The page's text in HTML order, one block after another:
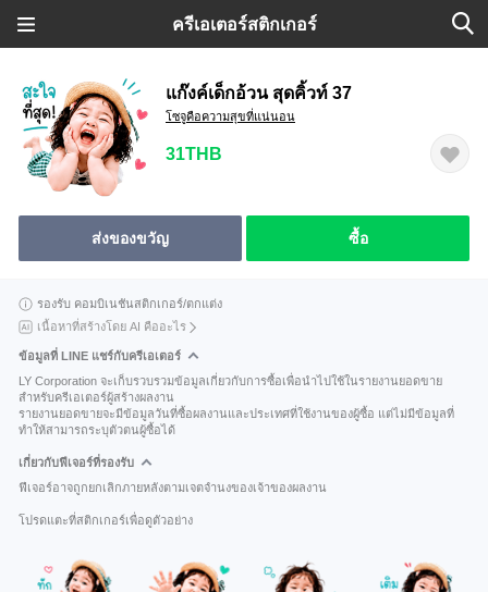
ครีเอเตอร์สติกเกอร์
แก๊งค์เด็กอ้วน สุดคิ้วท์ 37
โซจูคือความสุขที่แน่นอน
31THB
ส่งของขวัญ ซื้อ
รองรับ คอมบิเนชันสติกเกอร์/ตกแต่ง
เนื้อหาที่สร้างโดย AI คืออะไร
ข้อมูลที่ LINE แชร์กับครีเอเตอร์
LY Corporation จะเก็บรวบรวมข้อมูลเกี่ยวกับการซื้อเพื่อนำไปใช้ในรายงานยอดขาย
สำหรับครีเอเตอร์ผู้สร้างผลงาน
รายงานยอดขายจะมีข้อมูลวันที่ซื้อผลงานและประเทศที่ใช้งานของผู้ซื้อ แต่ไม่มีข้อมูลที่
ทำให้สามารถระบุตัวตนผู้ซื้อได้
เกี่ยวกับฟีเจอร์ที่รองรับ
ฟีเจอร์อาจถูกยกเลิกภายหลังตามเจตจำนงของเจ้าของผลงาน
โปรดแตะที่สติกเกอร์เพื่อดูตัวอย่าง